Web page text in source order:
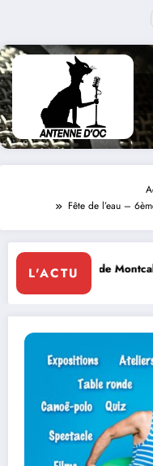
Fête de l’eau –
L'ACTU
: Festival de musique